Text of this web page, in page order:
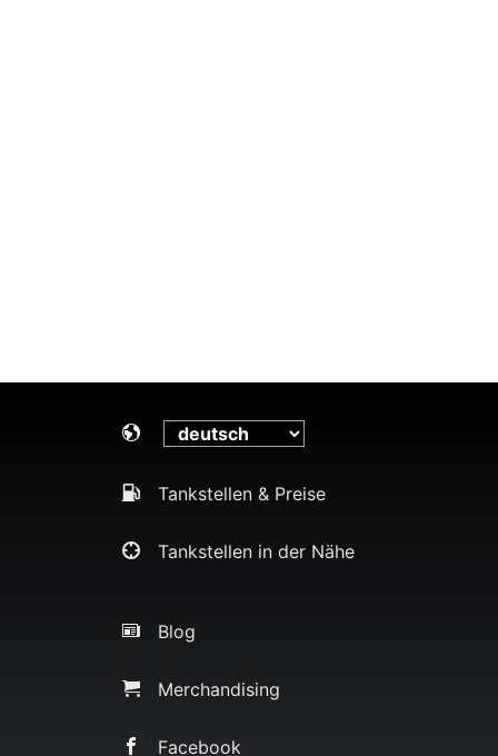
Tankstellen & Preise
Tankstellen in der Nähe
Blog
Merchandising
Facebook